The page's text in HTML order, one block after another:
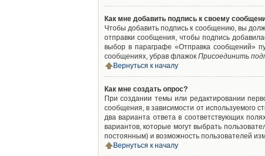
Как мне добавить подпись к своему
Чтобы добавить подпись к сообщению, вы
отправки сообщения, чтобы подпись
выбор в параграфе «Отправка сообщений»
сообщениях, убрав флажок Присоединить
Вернуться к началу
Как мне создать опрос?
При создании темы или редактировании
сообщения, в зависимости от используемого
два варианта ответа в соответствующих
вариантов, которые могут выбрать
постоянным) и возможность пользователей
Вернуться к началу